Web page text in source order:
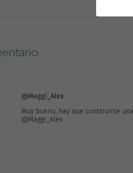
@Maggi_Alex
Muy bueno, hay que construirse
@Maggi_Alex